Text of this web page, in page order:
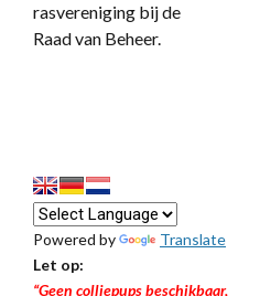
rasvereniging bij de
Raad van Beheer.
Powered by
Translate
Let op:
“Geen colliepups beschikbaar,